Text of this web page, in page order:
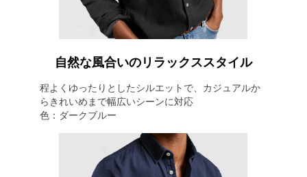
自然な風合いのリラックススタイル
程よくゆったりとしたシルエットで、カジュアルか
らきれいめまで幅広いシーンに対応
色：ダークブルー